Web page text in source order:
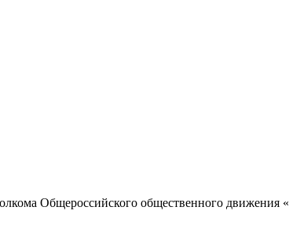
Общероссийского общественного движения